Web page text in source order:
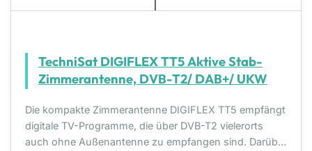
TechniSat DIGIFLEX TT5 Aktive Stab-
Zimmerantenne, DVB-T2/ DAB+/ UKW
Die kompakte Zimmerantenne DIGIFLEX TT5 empfängt
digitale TV-Programme, die über DVB-T2 vielerorts
auch ohne Außenantenne zu empfangen sind. Darüber